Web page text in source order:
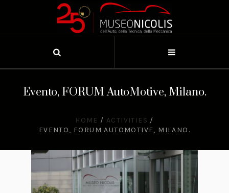
Evento, FORUM AutoMotive, Milano.
HOME / ACTIVITIES /
EVENTO, FORUM AUTOMOTIVE, MILANO.